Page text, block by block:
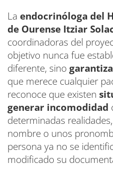
La endocrinóloga del
de Ourense Itziar
coordinadoras del
objetivo nunca fue
diferente, sino
que merece cualquier
reconoce que existen
generar incomodidad
determinadas
nombre o unos
persona ya no se
modificado su